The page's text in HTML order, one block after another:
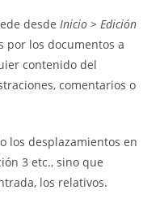
desdeInicio > Edición
por los documentos a
contenido del
comentarios o
los desplazamientos en
3 etc., sino que
los relativos.